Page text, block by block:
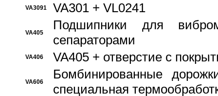
VA3091 VA301 + VL0241
VA405
Подшипники для
сепараторами
VA406 VA405 + отверстие с
VA606
Бомбинированные
специальная